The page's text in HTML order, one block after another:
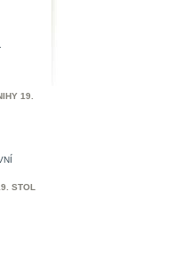
19.
STOL